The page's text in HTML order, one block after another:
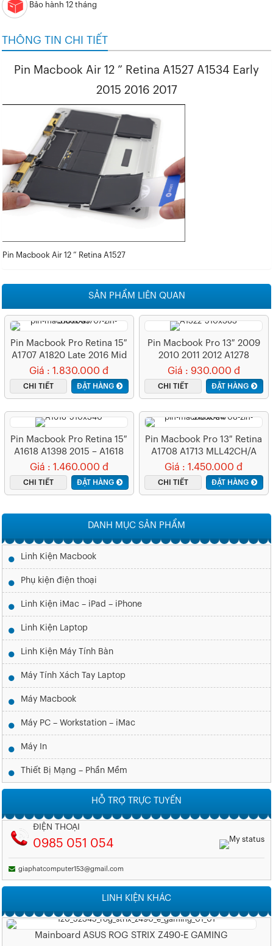
Bảo hành 12 tháng
THÔNG TIN CHI TIẾT
Pin Macbook Air 12 ” Retina A1527 A1534 Early
2015 2016 2017
Pin Macbook Air 12 ” Retina A1527
SẢN PHẨM LIÊN QUAN
Pin Macbook Pro Retina 15″
A1707 A1820 Late 2016 Mid
2017
Giá : 1.830.000 đ
CHI TIẾT ĐẶT HÀNG
Pin Macbook Pro 13″ 2009
2010 2011 2012 A1278
MB990 MB991 MC374
MC700 MD101 MD102 –
A1322 (ZIN) – 6 CELL
Giá : 930.000 đ
CHI TIẾT ĐẶT HÀNG
Pin Macbook Pro Retina 15″
A1618 A1398 2015 – A1618
(ZIN) – 6 CELL
Giá : 1.460.000 đ
CHI TIẾT ĐẶT HÀNG
Pin Macbook Pro 13″ Retina
A1708 A1713 MLL42CH/A
MLUQ2CH/A (Late 2016 Mid
2017) – A1708 (ZIN) – 3
CELL
Giá : 1.450.000 đ
CHI TIẾT ĐẶT HÀNG
DANH MỤC SẢN PHẨM
Linh Kiện Macbook
Phụ kiện điện thoại
Linh Kiện iMac – iPad – iPhone
Linh Kiện Laptop
Linh Kiện Máy Tính Bàn
Máy Tính Xách Tay Laptop
Máy Macbook
Máy PC – Workstation – iMac
Máy In
Thiết Bị Mạng – Phần Mềm
HỖ TRỢ TRỰC TUYẾN
ĐIỆN THOẠI
0985 051 054
giaphatcomputer153@gmail.com
LINH KIỆN KHÁC
Mainboard ASUS ROG STRIX Z490-E GAMING